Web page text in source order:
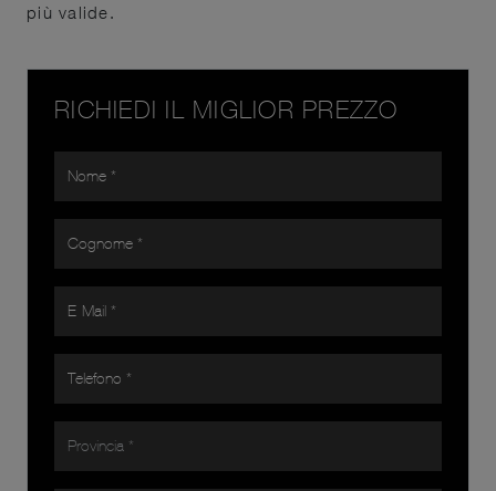
più valide.
RICHIEDI IL MIGLIOR PREZZO